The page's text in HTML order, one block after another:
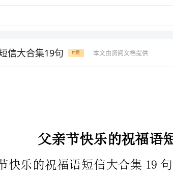
信大合集19句 付费 本文由贤阅文档提供